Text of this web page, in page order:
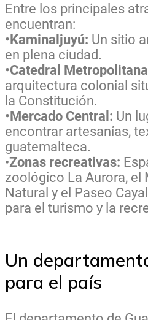
Entre los principales
encuentran:
•Kaminaljuyú: Un sitio
en plena ciudad.
•Catedral
arquitectura colonial
la Constitución.
•Mercado Central: Un
encontrar artesanías,
guatemalteca.
•Zonas recreativas:
zoológico La Aurora, el
Natural y el Paseo
para el turismo y la
Un
para el país